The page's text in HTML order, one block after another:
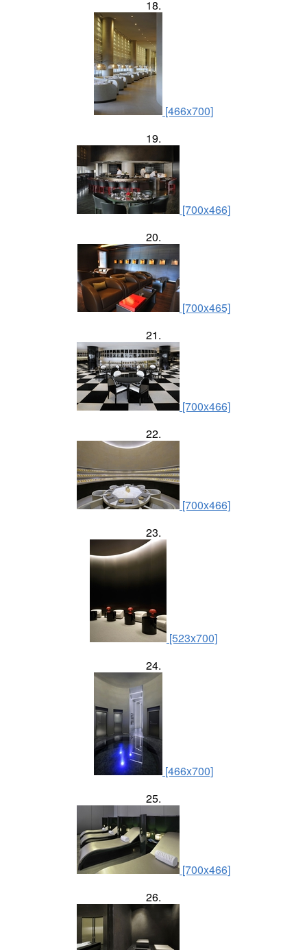
18.
[466x700]
19.
[700x466]
20.
[700x465]
21.
[700x466]
22.
[700x466]
23.
[523x700]
24.
[466x700]
25.
[700x466]
26.